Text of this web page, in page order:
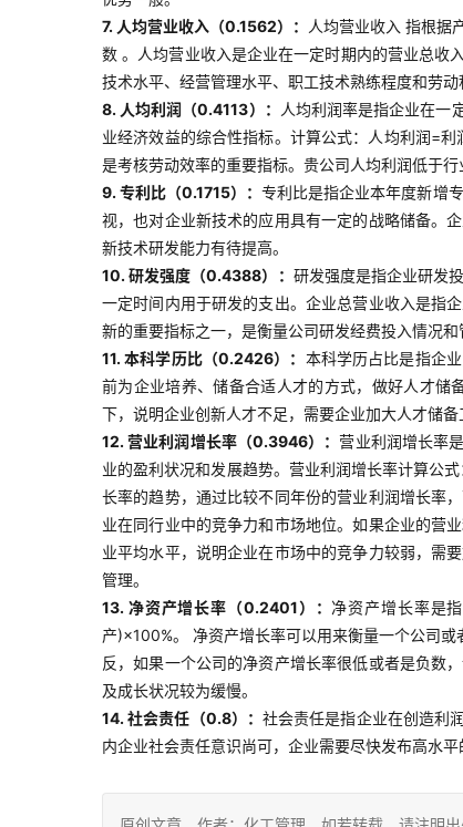
7. 人均营业收入（0.1562）：
人均营业收入 指根据
数 。人均营业收入是企业在一定时期内的营业总收
技术水平、经营管理水平、职工技术熟练程度和劳
8. 人均利润（0.4113）：
人均利润率是指企业在一
业经济效益的综合性指标。计算公式：人均利润=
是考核劳动效率的重要指标。贵公司人均利润低于
9. 专利比（0.1715）：专利比是指企业本年度新增
视，也对企业新技术的应用具有一定的战略储备。
新技术研发能力有待提高。
10. 研发强度（0.4388）： 研发强度是指企业研发
一定时间内用于研发的支出。企业总营业收入是指
新的重要指标之一，是衡量公司研发经费投入情况
11. 本科学历比（0.2426）： 本科学历占比是指企
前为企业培养、储备合适人才的方式，做好人才储
下，说明企业创新人才不足，需要企业加大人才储
12. 营业利润增长率（0.3946）：营业利润增长率
业的盈利状况和发展趋势。营业利润增长率计算公
长率的趋势，通过比较不同年份的营业利润增长率
业在同行业中的竞争力和市场地位。如果企业的营
业平均水平，说明企业在市场中的竞争力较弱，需
管理。
13. 净资产增长率（0.2401）： 净资产增长率是
产)×100%。 净资产增长率可以用来衡量一个公司
反，如果一个公司的净资产增长率很低或者是负数
及成长状况较为缓慢。
14. 社会责任（0.8）： 社会责任是指企业在创造利
内企业社会责任意识尚可，企业需要尽快发布高水